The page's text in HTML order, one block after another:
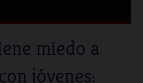
miedo a
jóvenes: